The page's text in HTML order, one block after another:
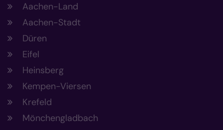
Aachen-Land
Aachen-Stadt
Düren
Eifel
Heinsberg
Kempen-Viersen
Krefeld
Mönchengladbach